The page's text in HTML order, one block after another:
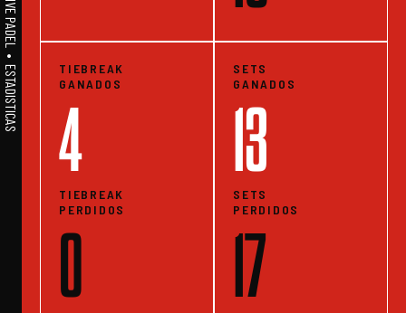
TIEBREAK
GANADOS
4
TIEBREAK
PERDIDOS
0
SETS
GANADOS
13
SETS
PERDIDOS
17